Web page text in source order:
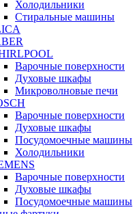
Холодильники
Стиральные машины
Варочные поверхности
Духовые шкафы
Микроволновые печи
Варочные поверхности
Духовые шкафы
Посудомоечные машины
Холодильники
Варочные поверхности
Духовые шкафы
Посудомоечные машины